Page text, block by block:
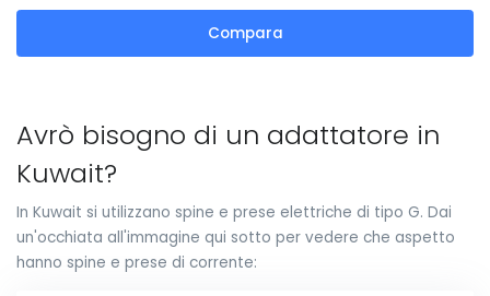
Compara
Avrò bisogno di un adattatore in
Kuwait?
In Kuwait si utilizzano spine e prese elettriche di tipo G. Dai
un'occhiata all'immagine qui sotto per vedere che aspetto
hanno spine e prese di corrente: